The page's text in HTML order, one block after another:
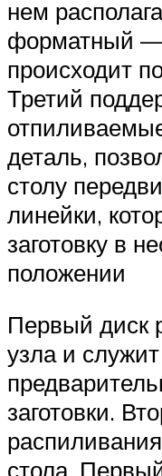
нем
форматный
происходит
Третий
деталь,
столу
линейки,
заготовку в
положении
Первый диск
узла и
заготовки.
стола.